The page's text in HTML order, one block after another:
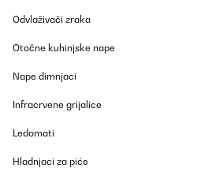
Odvlaživači zraka
Otočne kuhinjske nape
Nape dimnjaci
Infracrvene grijalice
Ledomati
Hladnjaci za piće